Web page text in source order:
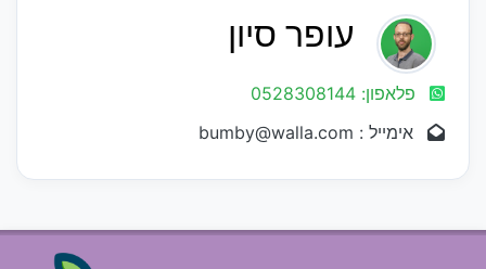
עופר סיון
פלאפון: 0528308144
אימייל : bumby@walla.com